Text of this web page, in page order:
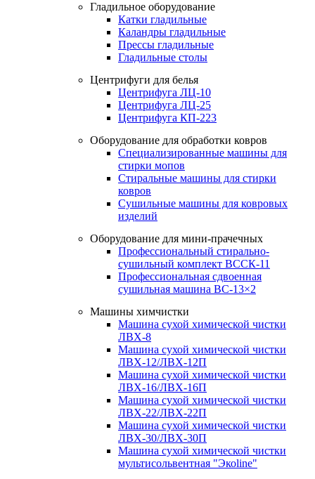
Гладильное оборудование
Катки гладильные
Каландры гладильные
Прессы гладильные
Гладильные столы
Центрифуги для белья
Центрифуга ЛЦ-10
Центрифуга ЛЦ-25
Центрифуга КП-223
Оборудование для обработки ковров
Специализированные машины для
стирки мопов
Стиральные машины для стирки
ковров
Сушильные машины для ковровых
изделий
Оборудование для мини-прачечных
Профессиональный стирально-
сушильный комплект ВССК-11
Профессиональная сдвоенная
сушильная машина ВС-13×2
Машины химчистки
Машина сухой химической чистки
ЛВХ-8
Машина сухой химической чистки
ЛВХ-12/ЛВХ-12П
Машина сухой химической чистки
ЛВХ-16/ЛВХ-16П
Машина сухой химической чистки
ЛВХ-22/ЛВХ-22П
Машина сухой химической чистки
ЛВХ-30/ЛВХ-30П
Машина сухой химической чистки
мультисольвентная "Экоline"